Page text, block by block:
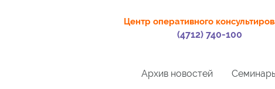
Центр оперативного
(4712) 740-100
Архив новостей